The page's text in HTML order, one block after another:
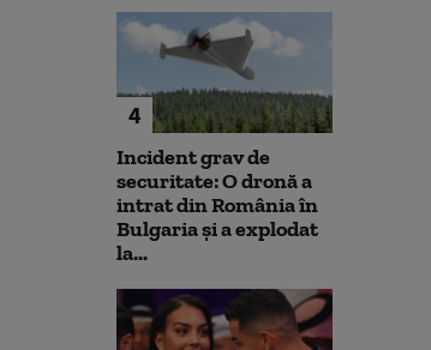
4
Incident grav de
securitate: O dronă a
intrat din România în
Bulgaria şi a explodat
la...